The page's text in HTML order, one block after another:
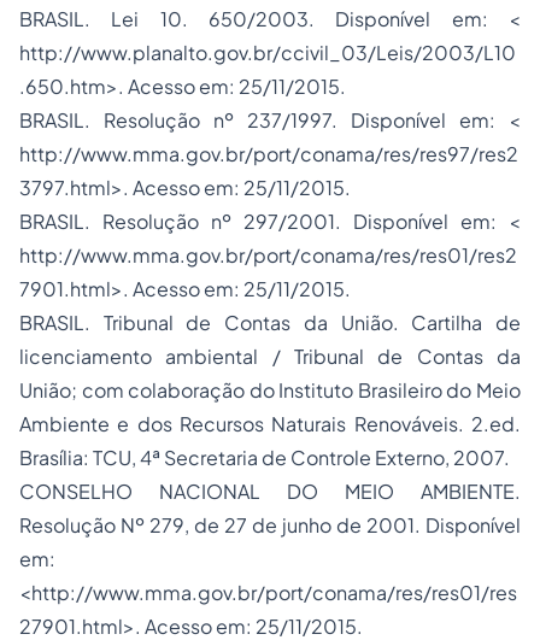
BRASIL. Lei 10. 650/2003. Disponível em: <
http://www.planalto.gov.br/ccivil_03/Leis/2003/L10
.650.htm>. Acesso em: 25/11/2015.
BRASIL. Resolução nº 237/1997. Disponível em: <
http://www.mma.gov.br/port/conama/res/res97/res2
3797.html>. Acesso em: 25/11/2015.
BRASIL. Resolução nº 297/2001. Disponível em: <
http://www.mma.gov.br/port/conama/res/res01/res2
7901.html>. Acesso em: 25/11/2015.
BRASIL. Tribunal de Contas da União. Cartilha de
licenciamento ambiental / Tribunal de Contas da
União; com colaboração do Instituto Brasileiro do Meio
Ambiente e dos Recursos Naturais Renováveis. 2.ed.
Brasília: TCU, 4ª Secretaria de Controle Externo, 2007.
CONSELHO NACIONAL DO MEIO AMBIENTE.
Resolução Nº 279, de 27 de junho de 2001. Disponível
em:
<http://www.mma.gov.br/port/conama/res/res01/res
27901.html>. Acesso em: 25/11/2015.